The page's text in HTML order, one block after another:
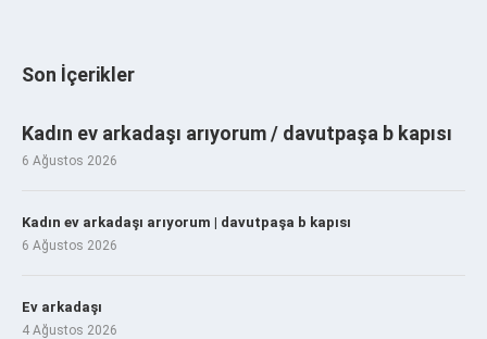
Son İçerikler
Kadın ev arkadaşı arıyorum / davutpaşa b kapısı
6 Ağustos 2026
Kadın ev arkadaşı arıyorum | davutpaşa b kapısı
6 Ağustos 2026
Ev arkadaşı
4 Ağustos 2026